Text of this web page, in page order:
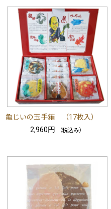
亀じいの玉手箱 （17枚入）
2,960円
（税込み）